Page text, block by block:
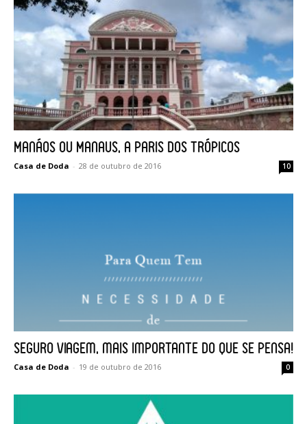
Manáos ou Manaus, a Paris dos trópicos
Casa de Doda - 28 de outubro de 2016 10
Seguro Viagem, mais importante do que se pensa!
Casa de Doda - 19 de outubro de 2016 0